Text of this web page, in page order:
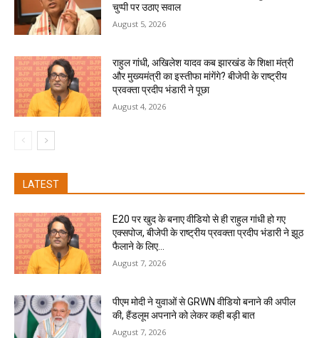
चुप्पी पर उठाए सवाल
August 5, 2026
राहुल गांधी, अखिलेश यादव कब झारखंड के शिक्षा मंत्री
और मुख्यमंत्री का इस्तीफा मांगेंगे? बीजेपी के राष्ट्रीय
प्रवक्ता प्रदीप भंडारी ने पूछा
August 4, 2026
LATEST
E20 पर खुद के बनाए वीडियो से ही राहुल गांधी हो गए
एक्सपोज, बीजेपी के राष्ट्रीय प्रवक्ता प्रदीप भंडारी ने झूठ
फैलाने के लिए...
August 7, 2026
पीएम मोदी ने युवाओं से GRWN वीडियो बनाने की अपील
की, हैंडलूम अपनाने को लेकर कही बड़ी बात
August 7, 2026